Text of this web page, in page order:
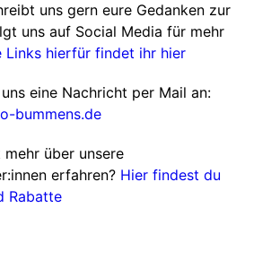
uns gern eure Gedanken zur
uns auf Social Media für mehr
Links hierfür findet ihr hier
eine Nachricht per Mail an:
bummens.de
über unsere
erfahren? Hier findest du
Rabatte